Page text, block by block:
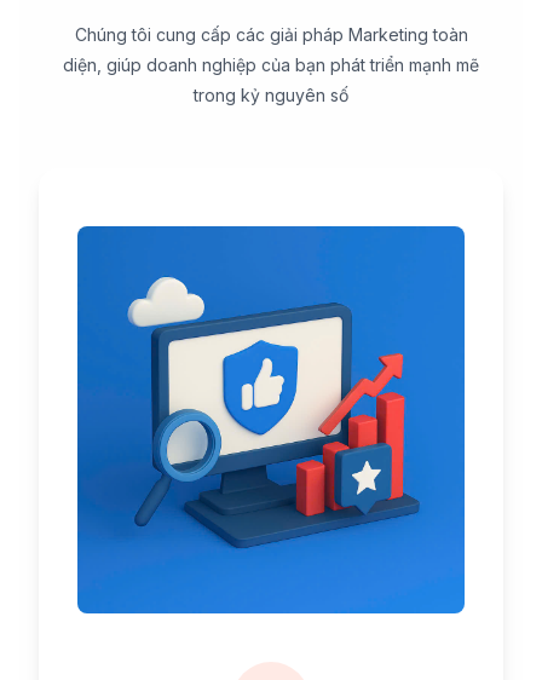
Chúng tôi cung cấp các giải pháp Marketing toàn
diện, giúp doanh nghiệp của bạn phát triển mạnh mẽ
trong kỷ nguyên số